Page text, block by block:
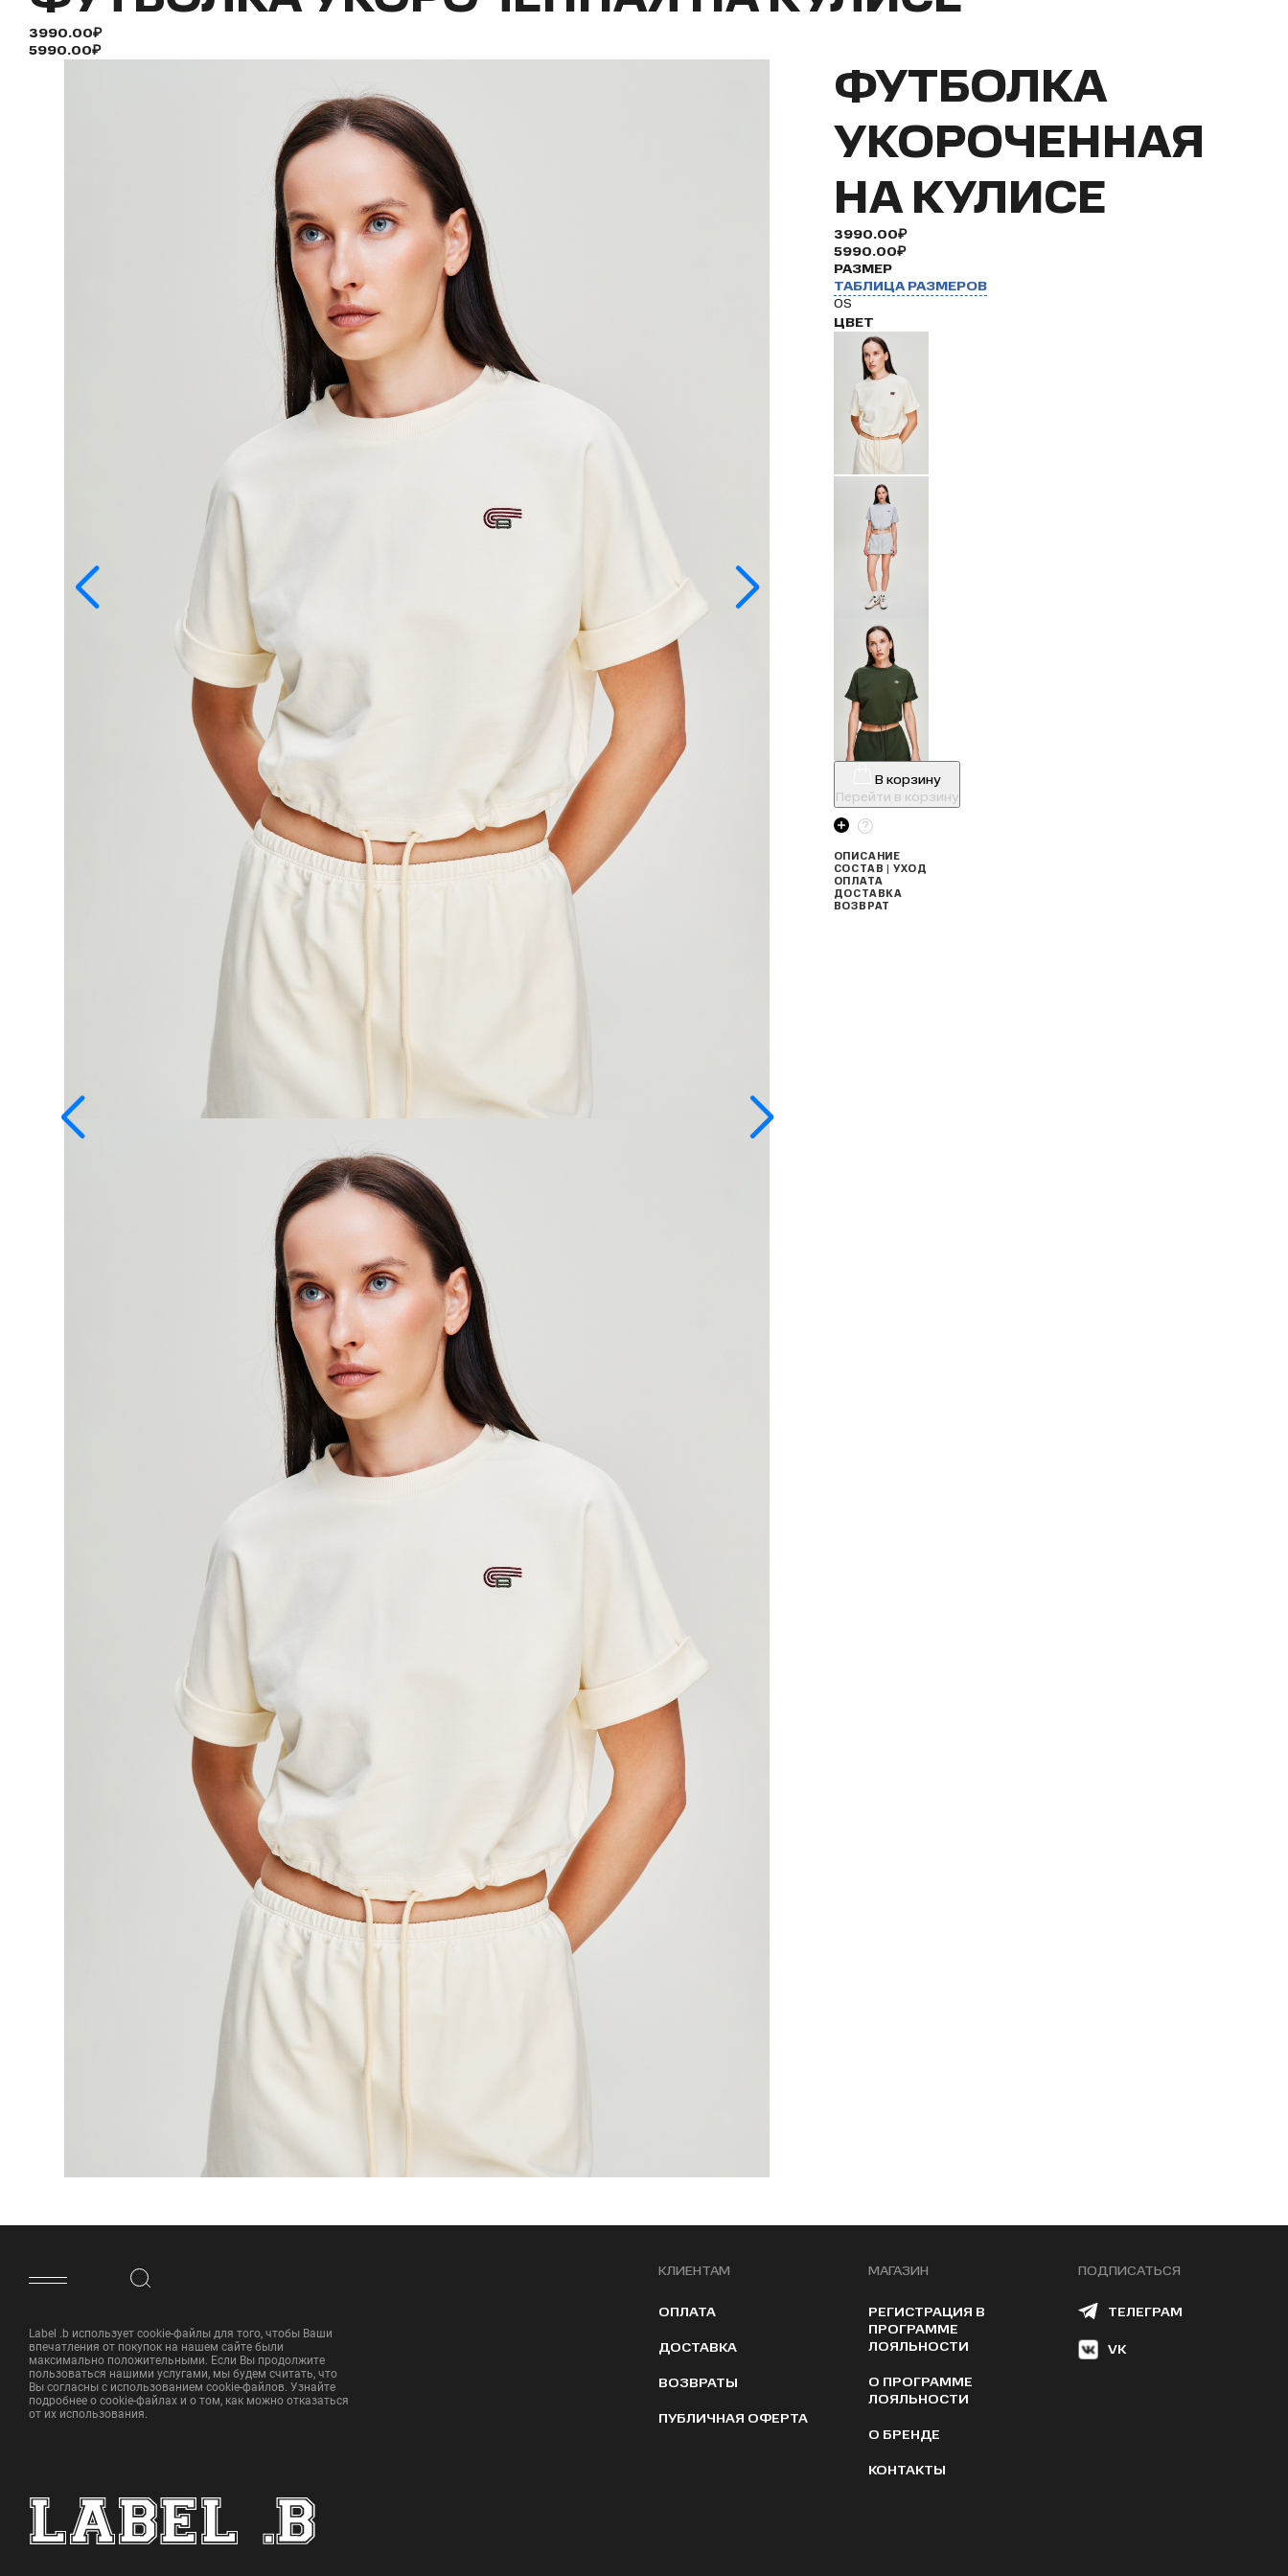
3990.00₽
5990.00₽
ФУТБОЛКА
УКОРОЧЕННАЯ
НА КУЛИСЕ
3990.00₽
5990.00₽
РАЗМЕР
ТАБЛИЦА РАЗМЕРОВ
OS
ЦВЕТ
В корзину
Перейти в корзину
ОПИСАНИЕ
СОСТАВ | УХОД
ОПЛАТА
ДОСТАВКА
ВОЗВРАТ
ФУТЕР САЙТА
Label .b использует cookie-файлы для того, чтобы Ваши
впечатления от покупок на нашем сайте были
максимально положительными. Если Вы продолжите
пользоваться нашими услугами, мы будем считать, что
Вы согласны с использованием cookie-файлов. Узнайте
подробнее о cookie-файлах и о том, как можно отказаться
от их использования.
КЛИЕНТАМ
ОПЛАТА
ДОСТАВКА
ВОЗВРАТЫ
ПУБЛИЧНАЯ ОФЕРТА
МАГАЗИН
РЕГИСТРАЦИЯ В
ПРОГРАММЕ
ЛОЯЛЬНОСТИ
О ПРОГРАММЕ
ЛОЯЛЬНОСТИ
О БРЕНДЕ
КОНТАКТЫ
ПОДПИСАТЬСЯ
ТЕЛЕГРАМ
VK